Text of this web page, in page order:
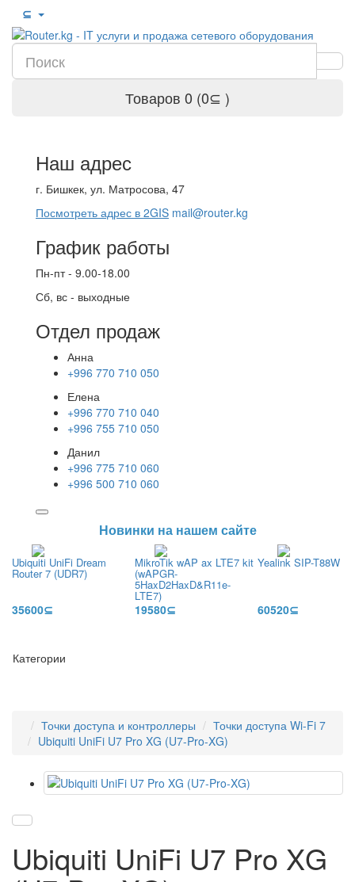
⊆
Товаров 0 (0⊆ )
Наш адрес
г. Бишкек, ул. Матросова, 47
Посмотреть адрес в 2GIS mail@router.kg
График работы
Пн-пт - 9.00-18.00
Сб, вс - выходные
Отдел продаж
Анна
+996 770 710 050
Елена
+996 770 710 040
+996 755 710 050
Данил
+996 775 710 060
+996 500 710 060
Новинки на нашем сайте
Ubiquiti UniFi Dream
Router 7 (UDR7)
35600⊆
MikroTik wAP ax LTE7 kit
(wAPGR-
5HaxD2HaxD&R11e-
LTE7)
19580⊆
Yealink SIP-T88W
60520⊆
Категории
Точки доступа и контроллеры
Точки доступа Wi-Fi 7
Ubiquiti UniFi U7 Pro XG (U7-Pro-XG)
Ubiquiti UniFi U7 Pro XG